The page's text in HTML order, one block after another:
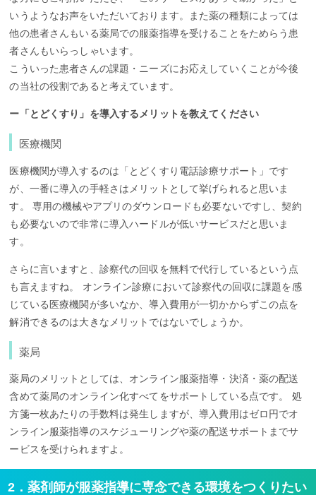
いうようなお声をいただいております。また薬の種類によっては
他の患者さんもいる薬局での服薬指導を受けることをためらう患
者さんもいらっしゃいます。
こういった患者さんの課題・ニーズにお応えしていくことが今後
の当社の役割であると考えています。
ー「とどくすり」を導入するメリットを教えてください
医療機関
医療機関が導入するのは「とどくすり電話診療サポート」です
が、一番に導入の手軽さはメリットとして挙げられると思いま
す。 専用の機械やアプリのダウンロードも必要ないですし、契約
も必要ないので非常に導入ハードルが低いサービスだと思いま
す。
さらに言いますと、診察代の回収を無料で代行しているという点
も言えますね。 オンライン診療において診察代の回収に課題を感
じている医療機関が多いなか、導入費用が一切かからずこの点を
解消できるのは大きなメリットではないでしょうか。
薬局
薬局のメリットとしては、オンライン服薬指導・決済・薬の配送
含めて薬局のオンライン化すべてをサポートしている点です。 処
方箋一枚あたりの手数料は発生しますが、導入費用はゼロ円でオ
ンライン服薬指導のスケジューリングや薬の配送サポートまでサ
ービスを受けられますよ。
2．薬剤師が服薬指導に専念できる環境をつくりたい